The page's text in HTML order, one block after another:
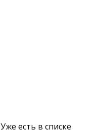
Уже есть в списке